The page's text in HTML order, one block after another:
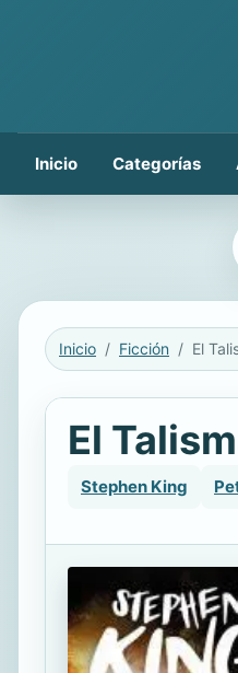
Inicio Categorías
Inicio Ficción El
El
Stephen King